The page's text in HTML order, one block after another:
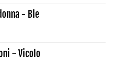
- Ble
- Vicolo